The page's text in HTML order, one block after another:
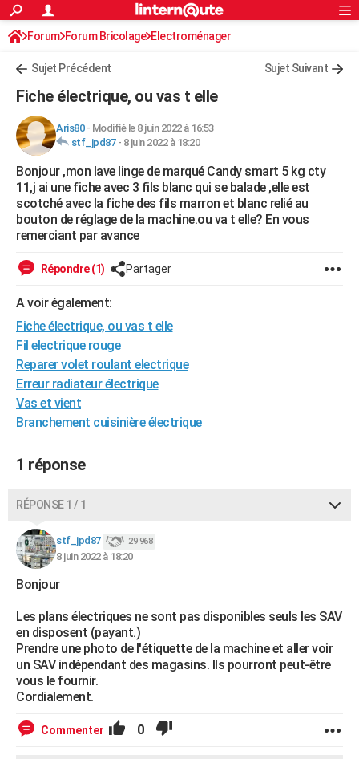
ACTUALITÉS
Politique
Société
Faits Divers
Education
Monde
Villes
+
FINANCE
Retraite
Impôts
Epargne
Immobilier
Risques naturels par ville
Banque
Assurance
Crédit
AUTO
Essais
Réserver un essai
Citadines
Berlines
SUV
Forum auto
+HIGH-TECH
Mobiles
Meilleur smartphone
Internet
Ordinateurs
Jeux vidéo
Guide high-tech
+BRICOLAGE
Forum
Aménagement intérieur
Extérieur
Cuisine
Salle de bains
Jardinage
Rangement
Guides de France
Escapades
Patrimoine
Expositions
Musées
Week-end nature
Art de vivre
Bien-être
Loisirs
Mode
Modes de vie
Alimentation
Guide de la santé
Maladies
Médicaments
Sommeil
VOYAGE
Destinations
City break
Voyage nature
Voyage de noces
Forum
Climat
PHOTO
GUIDES D'ACHAT
CARTE DE VOEUX
Carte de Noël
Carte Bonne année
Carte Saint-Valentin
Carte Pâques
Carte d'anniversaire
DICTIONNAIRE
Dictionnaire
Biographies
Citations
Expressions
Proverbes
PROGRAMME TV
FORUM
Bricolage
Lifestyle
Culture
Sport
Auto
Television
Voyage
Cinema
S'inscrire
Connexion
Forum Forum Bricolage Electroménager
Sujet Précédent Sujet Suivant
Fiche électrique, ou vas t elle
Aris80- Modifié le 8 juin 2022 à 16:53
stf_jpd87- 8 juin 2022 à 18:20
Bonjour ,mon lave linge de marqué Candy smart 5 kg cty
11,j ai une fiche avec 3 fils blanc qui se balade ,elle est
scotché avec la fiche des fils marron et blanc relié au
bouton de réglage de la machine.ou va t elle? En vous
remerciant par avance
Répondre (1) Partager
A voir également:
Fiche électrique, ou vas t elle
Fil electrique rouge
Reparer volet roulant electrique
Erreur radiateur électrique
Vas et vient
Branchement cuisinière électrique
1 réponse
RÉPONSE 1 / 1
stf_jpd87 29 968
8 juin 2022 à 18:20
Bonjour
Les plans électriques ne sont pas disponibles seuls les SAV
en disposent (payant.)
Prendre une photo de l'étiquette de la machine et aller voir
un SAV indépendant des magasins. Ils pourront peut-être
vous le fournir.
Cordialement.
Commenter 0